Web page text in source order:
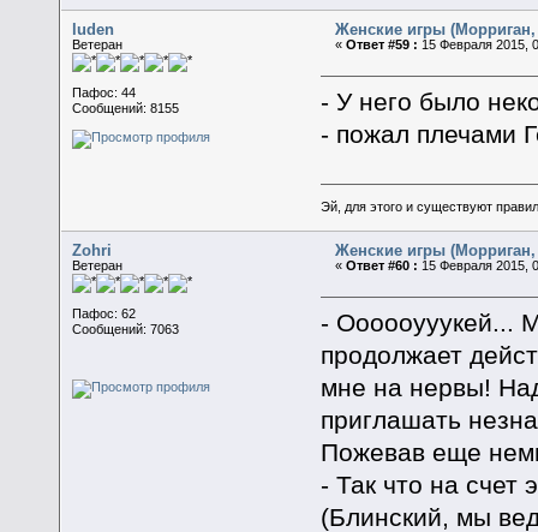
luden
Ветеран
Пафос: 44
Сообщений: 8155
Женские игры
«Ответ #59 : 15 Февраля 2015,
- У него было
- пожал плечами
Эй, для этого и существуют
Zohri
Ветеран
Пафос: 62
Сообщений: 7063
Женские игры
«Ответ #60 : 15 Февраля 2015,
- Оооооууукей...
продолжает
мне на нервы!
приглашать
Пожевав еще
- Так что на счет
(Блинский, мы